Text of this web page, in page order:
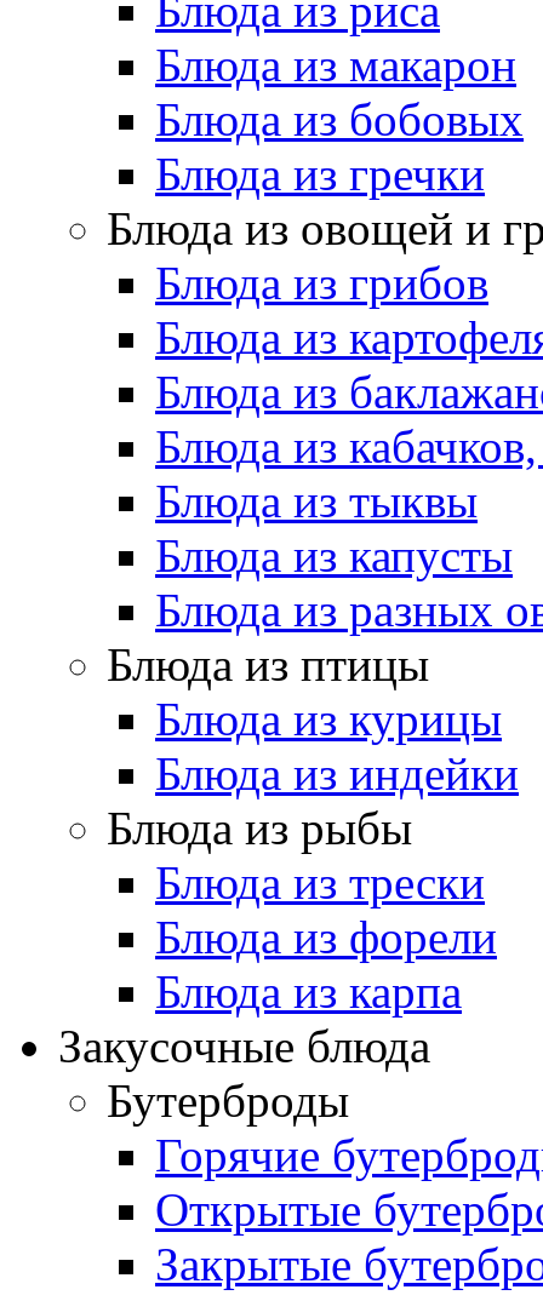
Блюда из макарон
Блюда из бобовых
Блюда из гречки
Блюда из овощей и
Блюда из грибов
Блюда из
Блюда из
Блюда из
Блюда из тыквы
Блюда из капусты
Блюда из разных
Блюда из птицы
Блюда из курицы
Блюда из индейки
Блюда из рыбы
Блюда из трески
Блюда из форели
Блюда из карпа
Закусочные блюда
Бутерброды
Горячие
Открытые
Закрытые